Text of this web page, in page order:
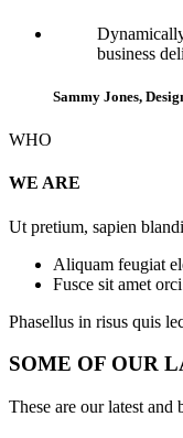
business
Sammy Jones,
WHO
WE ARE
Ut pretium, sapien
Aliquam feugiat
Fusce sit amet
Phasellus in risus quis
SOME OF OUR
These are our latest